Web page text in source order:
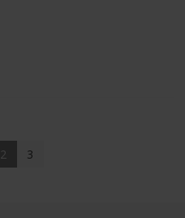
2 (current)
3